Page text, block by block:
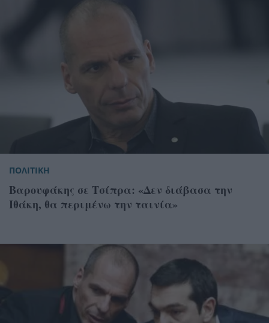
ΠΟΛΙΤΙΚΗ
Βαρουφάκης σε Τσίπρα: «Δεν διάβασα την
Ιθάκη, θα περιμένω την ταινία»